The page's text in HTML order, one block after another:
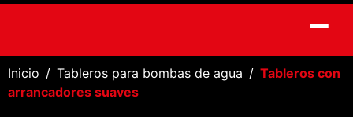
Inicio / Tableros para bombas de agua / Tableros con
arrancadores suaves